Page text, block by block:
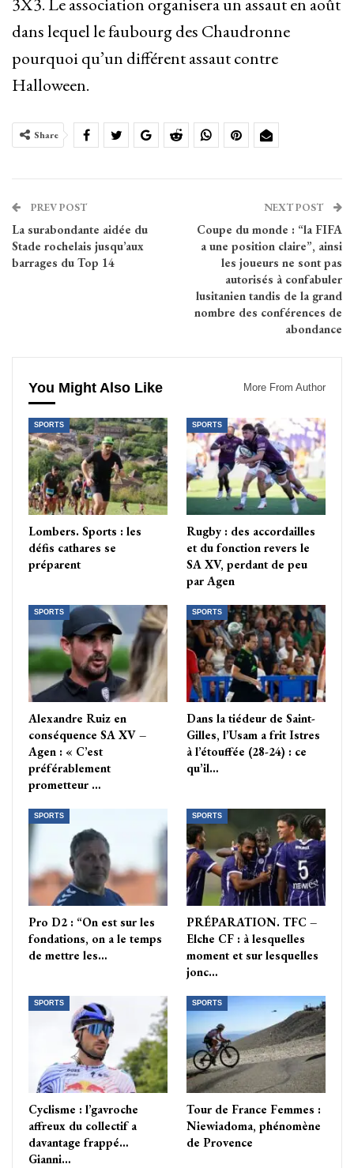
dans lequel le faubourg des Chaudronne
pourquoi qu’un différent assaut contre
Halloween.
Share
PREV POST
La surabondante aidée du
Stade rochelais jusqu’aux
barrages du Top 14
NEXT POST
Coupe du monde : “la FIFA
a une position claire”, ainsi
les joueurs ne sont pas
autorisés à confabuler
lusitanien tandis de la grand
nombre des conférences de
abondance
You Might Also Like More From Author
SPORTS
Lombers. Sports : les
défis cathares se
préparent
SPORTS
Rugby : des accordailles
et du fonction revers le
SA XV, perdant de peu
par Agen
SPORTS
Alexandre Ruiz en
conséquence SA XV –
Agen : « C’est
préférablement
prometteur …
SPORTS
Dans la tiédeur de Saint-
Gilles, l’Usam a frit Istres
à l’étouffée (28-24) : ce
qu’il…
SPORTS
Pro D2 : “On est sur les
fondations, on a le temps
de mettre les…
SPORTS
PRÉPARATION. TFC –
Elche CF : à lesquelles
moment et sur lesquelles
jonc…
SPORTS
Cyclisme : l’gavroche
affreux du collectif a
davantage frappé…
Gianni…
SPORTS
Tour de France Femmes :
Niewiadoma, phénomène
de Provence